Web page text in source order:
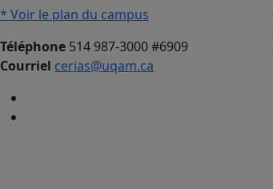
* Voir le plan du campus
Téléphone 514 987-3000 #6909
Courriel cerias@uqam.ca